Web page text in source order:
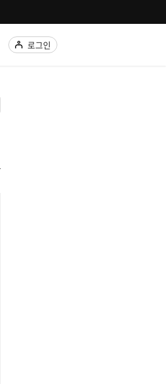
로그인